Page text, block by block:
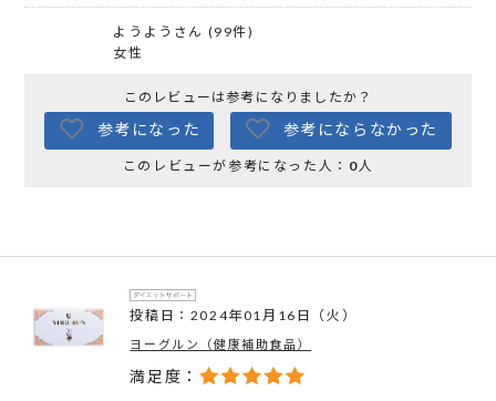
ようようさん (99件)
女性
このレビューは参考になりましたか？
参考になった
参考にならなかった
このレビューが参考になった人： 0 人
投稿日：2024年01月16日（火）
ヨーグルン（健康補助食品）
満足度：